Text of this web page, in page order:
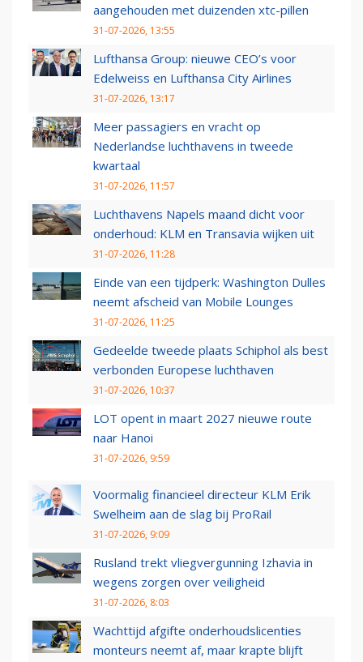
aangehouden met duizenden xtc-pillen
31-07-2026, 13:55
Lufthansa Group: nieuwe CEO’s voor
Edelweiss en Lufthansa City Airlines
31-07-2026, 13:17
Meer passagiers en vracht op
Nederlandse luchthavens in tweede
kwartaal
31-07-2026, 11:57
Luchthavens Napels maand dicht voor
onderhoud: KLM en Transavia wijken uit
31-07-2026, 11:28
Einde van een tijdperk: Washington Dulles
neemt afscheid van Mobile Lounges
31-07-2026, 11:25
Gedeelde tweede plaats Schiphol als best
verbonden Europese luchthaven
31-07-2026, 10:37
LOT opent in maart 2027 nieuwe route
naar Hanoi
31-07-2026, 9:59
Voormalig financieel directeur KLM Erik
Swelheim aan de slag bij ProRail
31-07-2026, 9:09
Rusland trekt vliegvergunning Izhavia in
wegens zorgen over veiligheid
31-07-2026, 8:03
Wachttijd afgifte onderhoudslicenties
monteurs neemt af, maar krapte blijft